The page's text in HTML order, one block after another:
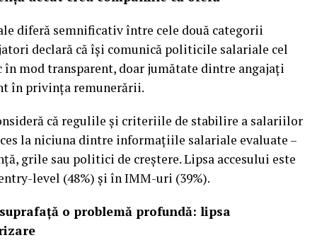
diferă semnificativ între cele două categorii
declară că își comunică politicile salariale cel
în mod transparent, doar jumătate dintre angajați
în privința remunerării.
că regulile și criteriile de stabilire a salariilor
la niciuna dintre informațiile salariale evaluate –
grile sau politici de creștere. Lipsa accesului este
level (48%) și în IMM-uri (39%).
o problemă profundă: lipsa